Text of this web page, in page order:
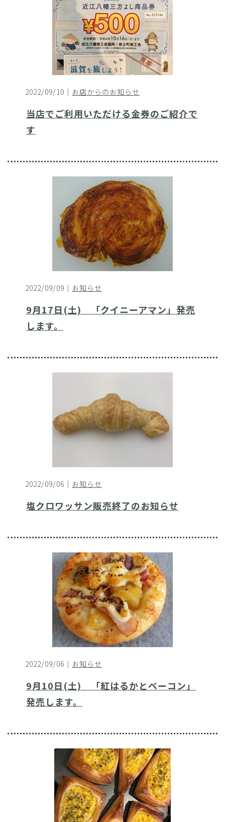
2022/09/10｜ お店からのお知らせ
当店でご利用いただける金券のご紹介で
す
2022/09/09｜ お知らせ
9月17日(土) 「クイニーアマン」発売
します。
2022/09/06｜ お知らせ
塩クロワッサン販売終了のお知らせ
2022/09/06｜ お知らせ
9月10日(土) 「紅はるかとベーコン」
発売します。